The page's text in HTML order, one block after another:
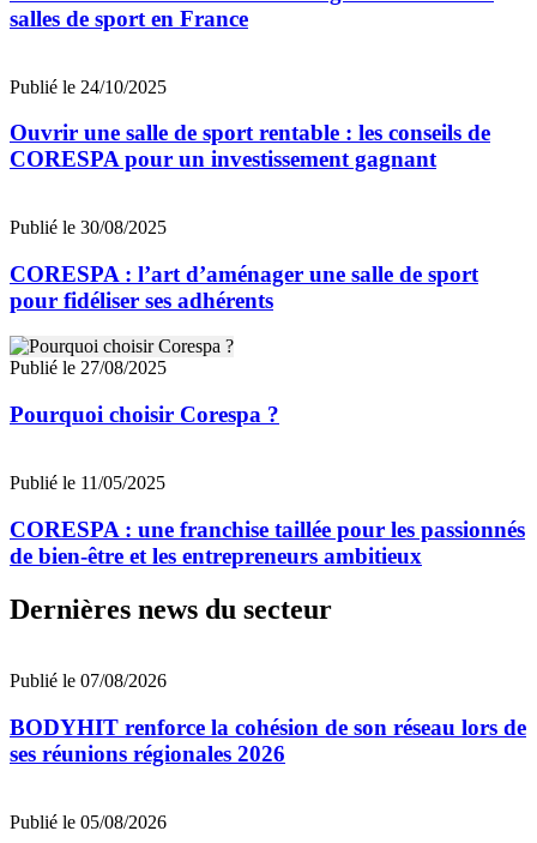
salles de sport en France
Publié le 24/10/2025
Ouvrir une salle de sport rentable : les conseils de
CORESPA pour un investissement gagnant
Publié le 30/08/2025
CORESPA : l’art d’aménager une salle de sport
pour fidéliser ses adhérents
Publié le 27/08/2025
Pourquoi choisir Corespa ?
Publié le 11/05/2025
CORESPA : une franchise taillée pour les passionnés
de bien-être et les entrepreneurs ambitieux
Dernières news du secteur
Publié le 07/08/2026
BODYHIT renforce la cohésion de son réseau lors de
ses réunions régionales 2026
Publié le 05/08/2026